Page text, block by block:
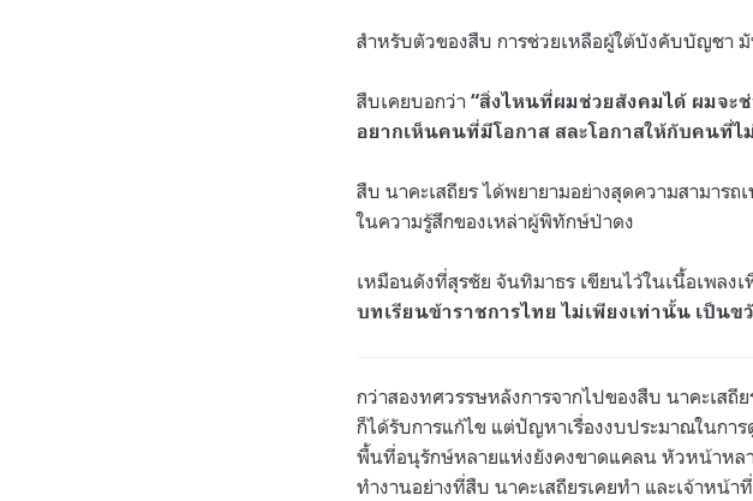
สำหรับตัวของสืบ การช่วยเหลือผู้ใต้บังคับบัญชา มั
สืบเคยบอกว่า “สิ่งไหนที่ผมช่วยสังคมได้ ผมจะ
อยากเห็นคนที่มีโอกาส สละโอกาสให้กับคนที่ไ
สืบ นาคะเสถียร ได้พยายามอย่างสุดความสามาร
ในความรู้สึกของเหล่าผู้พิทักษ์ป่าดง
เหมือนดังที่สุรชัย จันทิมาธร เขียนไว้ในเนื้อเพลง
บทเรียนข้าราชการไทย ไม่เพียงเท่านั้น เป็นข
กว่าสองทศวรรษหลังการจากไปของสืบ นาคะเสถี
ก็ได้รับการแก้ไข แต่ปัญหาเรื่องงบประมาณในก
พื้นที่อนุรักษ์หลายแห่งยังคงขาดแคลน หัวหน้าหล
ทำงานอย่างที่สืบ นาคะเสถียรเคยทำ และเจ้าหน้